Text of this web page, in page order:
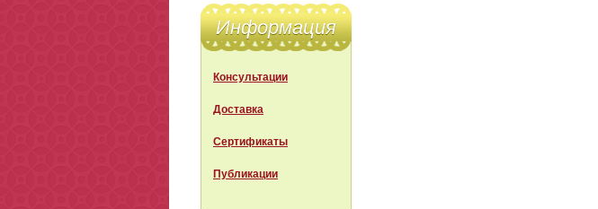
Информация
Консультации
Доставка
Сертификаты
Публикации